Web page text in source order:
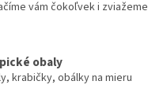
vám čokoľvek i zviažeme
obaly
krabičky, obálky na mieru